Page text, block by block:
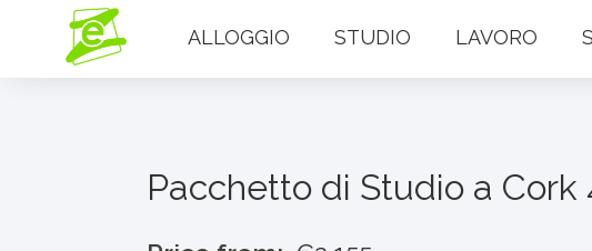
ALLOGGIO STUDIO LAVORO
Pacchetto di Studio a